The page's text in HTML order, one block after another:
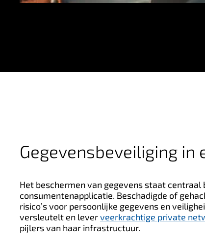
Gegevensbeveiliging in
Het beschermen van gegevens staat centraal
consumentenapplicatie. Beschadigde of
risico’s voor persoonlijke gegevens en
versleutelt en leverveerkrachtige private
pijlers van haar infrastructuur.